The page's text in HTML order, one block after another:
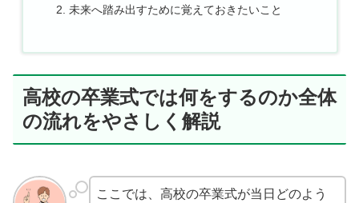
未来へ踏み出すために覚えておきたいこと
高校の卒業式では何をするのか全体
の流れをやさしく解説
ここでは、高校の卒業式が当日どのよう